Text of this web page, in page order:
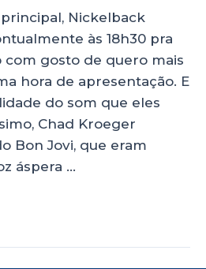
Nickelback
às 18h30 pra
gosto de quero mais
hora de apresentação. E
do som que eles
Chad Kroeger
Bon Jovi, que eram
áspera …